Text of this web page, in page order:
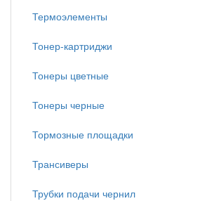
Термоэлементы
Тонер-картриджи
Тонеры цветные
Тонеры черные
Тормозные площадки
Трансиверы
Трубки подачи чернил